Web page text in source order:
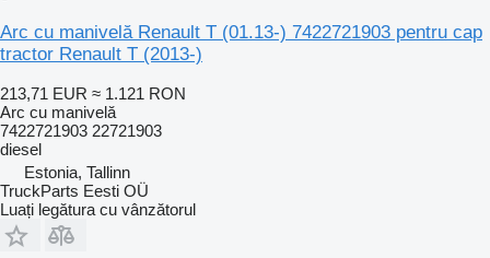
Arc cu manivelă Renault T (01.13-) 7422721903 pentru cap
tractor Renault T (2013-)
213,71 EUR ≈ 1.121 RON
Arc cu manivelă
7422721903 22721903
diesel
Estonia, Tallinn
TruckParts Eesti OÜ
Luați legătura cu vânzătorul